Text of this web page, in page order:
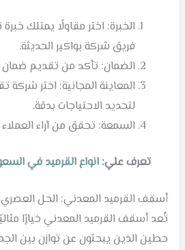
فريق شركة بواكير الحديثة.
الضمان: تأكد من تقديم ضمان
المعاينة المجانية: اختر شركة
لتحديد الاحتياجات بدقة.
السمعة: تحقق من آراء
تعرف علي: انواع القرميد في السعودية |
أسقف القرميد المعدني: الحل العصري
تُعد أسقف القرميد المعدني خيارًا
حطين الذين يبحثون عن توازن بين